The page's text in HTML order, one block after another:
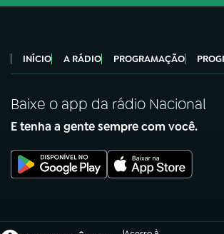
INÍCIO A RÁDIO PROGRAMAÇÃO
Baixe o app da rádio Nacional
E tenha a gente sempre com você.